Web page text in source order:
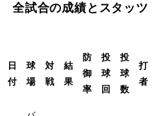
全試合の成績とスタッツ
日
付
球
場
対
戦
結
果
防
御
率
投
球
回
投
球
数
打
者